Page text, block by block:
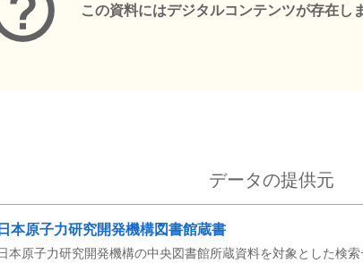
この資料にはデジタルコンテンツが存在し
データの提供元
日本原子力研究開発機構図書館蔵書
本原子力研究開発機構の中央図書館所蔵資料を対象とした検